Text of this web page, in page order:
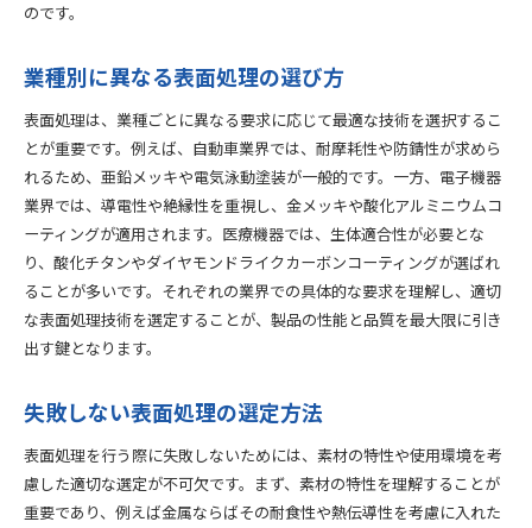
のです。
業種別に異なる表面処理の選び方
表面処理は、業種ごとに異なる要求に応じて最適な技術を選択するこ
とが重要です。例えば、自動車業界では、耐摩耗性や防錆性が求めら
れるため、亜鉛メッキや電気泳動塗装が一般的です。一方、電子機器
業界では、導電性や絶縁性を重視し、金メッキや酸化アルミニウムコ
ーティングが適用されます。医療機器では、生体適合性が必要とな
り、酸化チタンやダイヤモンドライクカーボンコーティングが選ばれ
ることが多いです。それぞれの業界での具体的な要求を理解し、適切
な表面処理技術を選定することが、製品の性能と品質を最大限に引き
出す鍵となります。
失敗しない表面処理の選定方法
表面処理を行う際に失敗しないためには、素材の特性や使用環境を考
慮した適切な選定が不可欠です。まず、素材の特性を理解することが
重要であり、例えば金属ならばその耐食性や熱伝導性を考慮に入れた